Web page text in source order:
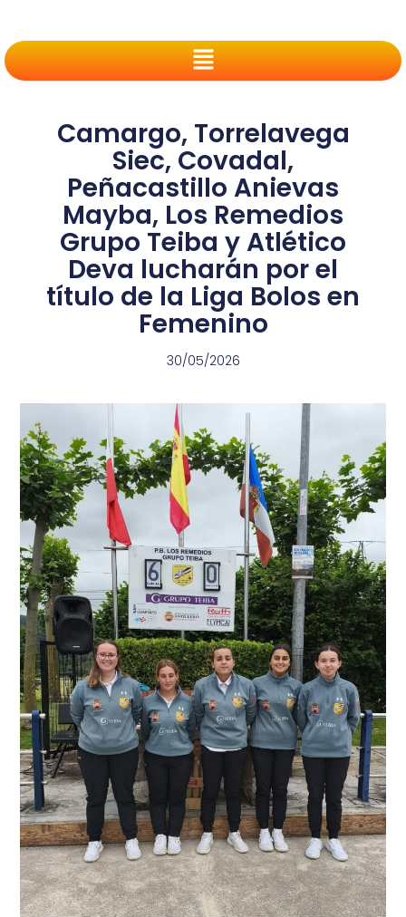
Camargo, Torrelavega
Siec, Covadal,
Peñacastillo Anievas
Mayba, Los Remedios
Grupo Teiba y Atlético
Deva lucharán por el
título de la Liga Bolos en
Femenino
30/05/2026